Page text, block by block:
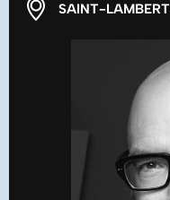
SAINT-LAMBERT